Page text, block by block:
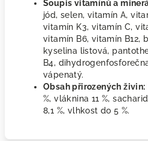
Soupis vitamínů a
jód, selen, vitamín A,
vitamín K3, vitamín C,
vitamín B6, vitamín B12,
kyselina listová,
B4,
vápenatý.
Obsah přirozených živin:
%, vláknina 11 %,
8,1 %, vlhkost do 5 %.